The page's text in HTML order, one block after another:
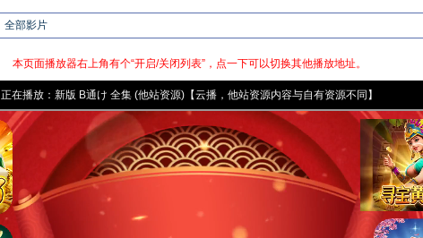
全部影片
本页面播放器右上角有个“开启/关闭列表”，点一下可以切换其他播放地址。
正在播放： 新版 B通け 全集 (他站资源)【云播，他站资源内容与自有资源不同】